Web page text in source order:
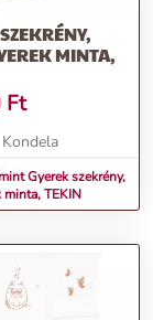
MINTA,
Ft
Kondela
Gyerek szekrény,
TEKIN